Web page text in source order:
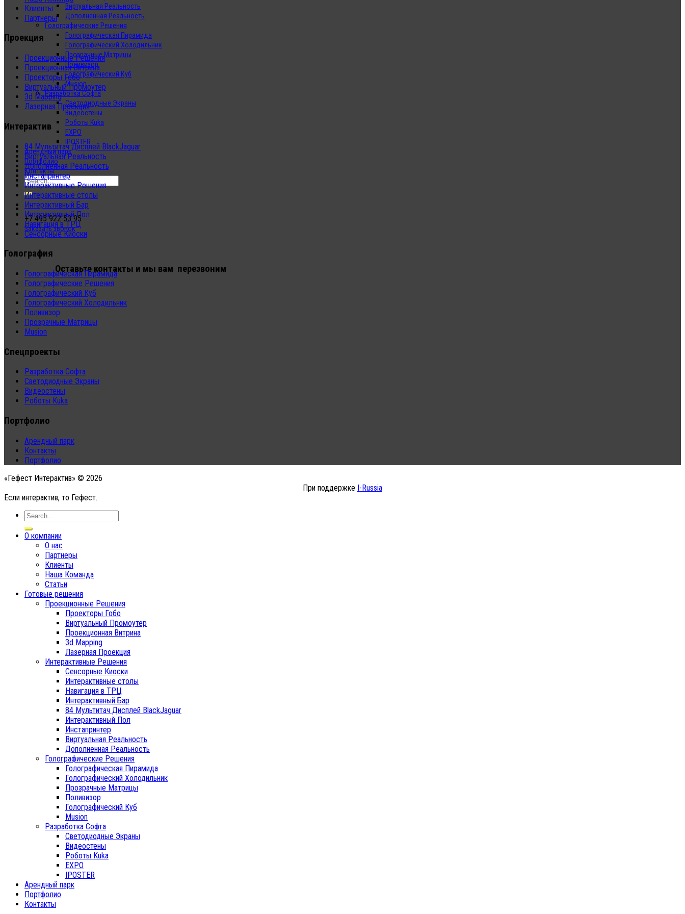
Виртуальная Реальность
Дополненная Реальность
Голографические Решения
Голографическая Пирамида
Голографический Холодильник
Прозрачные Матрицы
Поливизор
Голографический Куб
Musion
Разработка Софта
Светодиодные Экраны
Видеостены
Роботы Kuka
EXPO
IPOSTER
Арендный парк
Портфолио
Контакты
+7 495 922 53 95
Заказать звонок
Оставьте контакты и мы вам перезвоним
Клиенты
Партнеры
Проекция
Проекционные Решения
Проекционная Витрина
Проекторы Гобо
Виртуальный Промоутер
3d Mapping
Лазерная Проекция
Интерактив
84 Мультитач Дисплей BlackJaguar
Виртуальная Реальность
Дополненная Реальность
Инстапринтер
Интерактивные Решения
Интерактивные столы
Интерактивный Бар
Интерактивный Пол
Навигация в ТРЦ
Сенсорные Киоски
Голография
Голографическая Пирамида
Голографические Решения
Голографический Куб
Голографический Холодильник
Поливизор
Прозрачные Матрицы
Musion
Спецпроекты
Разработка Софта
Светодиодные Экраны
Видеостены
Роботы Kuka
Портфолио
Арендный парк
Контакты
Портфолио
«Гефест Интерактив» © 2026
При поддержке I-Russia
Если интерактив, то Гефест.
О компании
О нас
Партнеры
Клиенты
Наша Команда
Статьи
Готовые решения
Проекционные Решения
Проекторы Гобо
Виртуальный Промоутер
Проекционная Витрина
3d Mapping
Лазерная Проекция
Интерактивные Решения
Сенсорные Киоски
Интерактивные столы
Навигация в ТРЦ
Интерактивный Бар
84 Мультитач Дисплей BlackJaguar
Интерактивный Пол
Инстапринтер
Виртуальная Реальность
Дополненная Реальность
Голографические Решения
Голографическая Пирамида
Голографический Холодильник
Прозрачные Матрицы
Поливизор
Голографический Куб
Musion
Разработка Софта
Светодиодные Экраны
Видеостены
Роботы Kuka
EXPO
IPOSTER
Арендный парк
Портфолио
Контакты